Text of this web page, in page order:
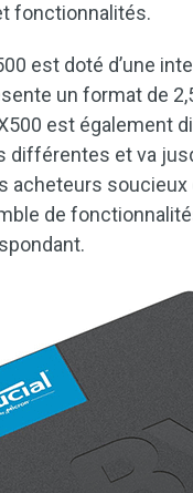
fonctionnalités.
est doté d’une
un format de
est également
différentes et va
acheteurs soucieux
de